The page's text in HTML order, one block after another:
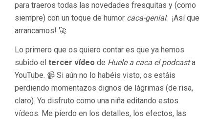
para traeros todas las novedades fresquitas y (como
siempre) con un toque de humor caca-genial. ¡Así que
arrancamos! 🚀
Lo primero que os quiero contar es que ya hemos
subido el tercer vídeo de Huele a caca el podcasta
YouTube. 📹 Si aún no lo habéis visto, os estáis
perdiendo momentazos dignos de lágrimas (de risa,
claro). Yo disfruto como una niña editando estos
vídeos. Me pierdo en los detalles, los efectos, las